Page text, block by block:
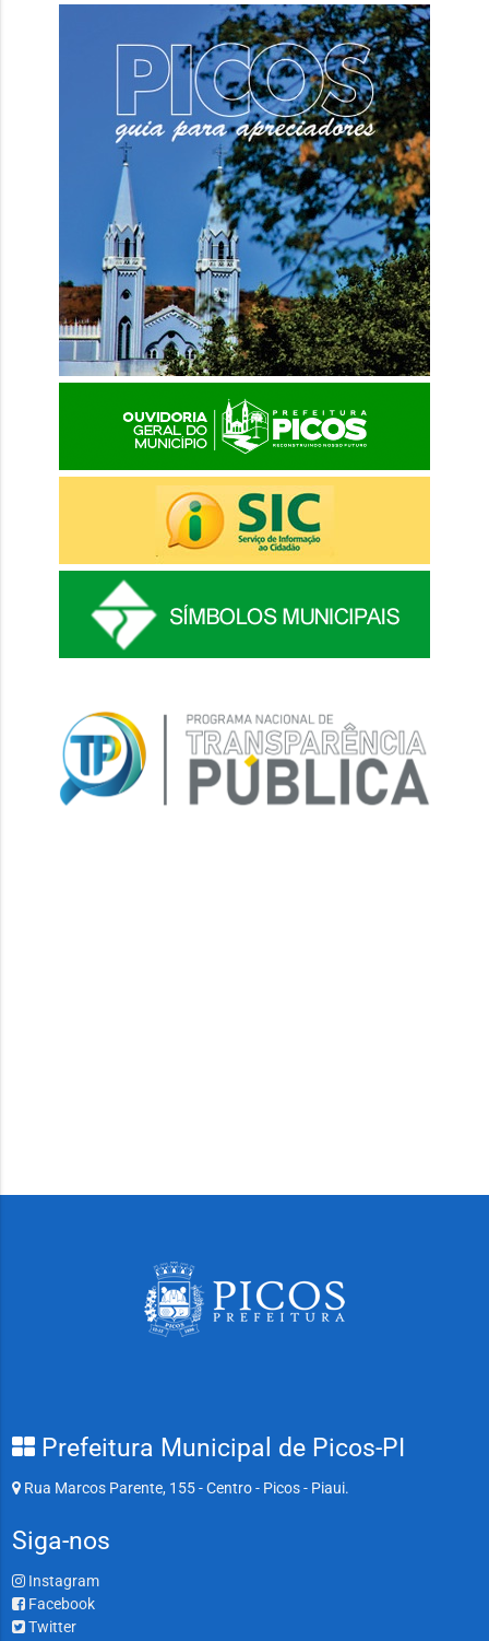
Prefeitura Municipal de Picos-PI
Rua Marcos Parente, 155 - Centro - Picos - Piaui.
Siga-nos
Instagram
Facebook
Twitter